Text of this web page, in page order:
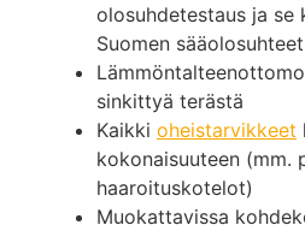
olosuhdetestaus ja se
Suomen sääolosuhteet
sinkittyä terästä
Kaikki oheistarvikkeet
kokonaisuuteen (mm.
haaroituskotelot)
Muokattavissa